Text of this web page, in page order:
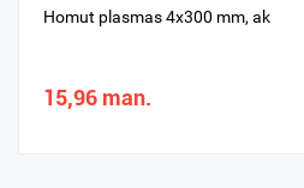
Homut plasmas 4x300 mm, ak
15,96 man.